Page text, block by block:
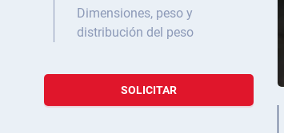
Dimensiones, peso y
distribución del peso
SOLICITAR